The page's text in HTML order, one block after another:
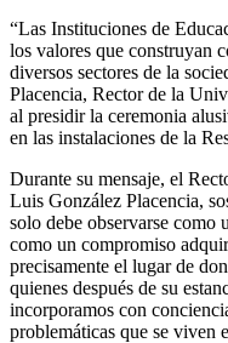
“Las Instituciones de
los valores que construyan
diversos sectores de la
Placencia, Rector de la
al presidir la ceremonia
en las instalaciones de la
Durante su mensaje, el
Luis González Placencia,
solo debe observarse como
como un compromiso
precisamente el lugar de
quienes después de su
incorporamos con
problemáticas que se viven